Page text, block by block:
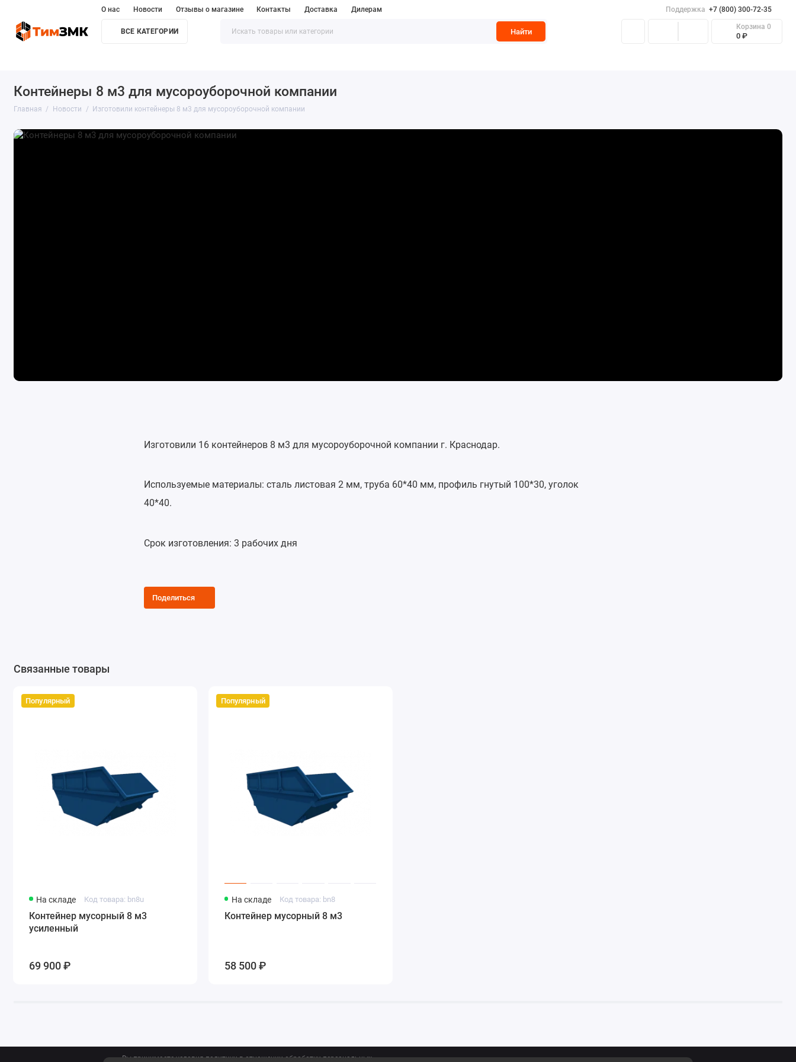
О нас Новости Отзывы о магазине Контакты Доставка Дилерам Поддержка +7 (800) 300-72-35
ВСЕ КАТЕГОРИИ Найти
Корзина 0
0 ₽
Контейнеры 8 м3 для мусороуборочной компании
Главная Новости Изготовили контейнеры 8 м3 для мусороуборочной компании
Изготовили 16 контейнеров 8 м3 для мусороуборочной компании г. Краснодар.
Используемые материалы: сталь листовая 2 мм, труба 60*40 мм, профиль гнутый 100*30, уголок
40*40.
Срок изготовления: 3 рабочих дня
Поделиться
Связанные товары
Популярный
На складе Код товара: bn8u
Контейнер мусорный 8 м3
усиленный
69 900 ₽
Популярный
На складе Код товара: bn8
Контейнер мусорный 8 м3
58 500 ₽
Вы принимаете условия политики в отношении обработки персональных